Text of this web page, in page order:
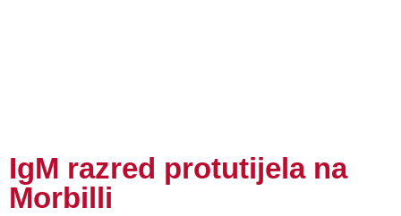
IgM razred protutijela na
Morbilli